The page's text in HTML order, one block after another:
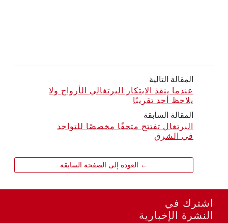
المقالة التالية
عندما ينقذ الابتكار البرتغالي الأرواح ولا
يلاحظ أحد تقريبًا
المقالة السابقة
البرتغال تفتتح متحفًا مخصصًا للتواجد
في الشرق
← العودة إلى الصفحة السابقة
اشترك في
النشرة الإخبارية